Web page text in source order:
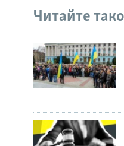
Читайте